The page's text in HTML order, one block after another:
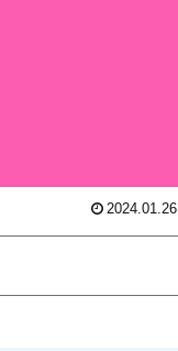
2024.01.26